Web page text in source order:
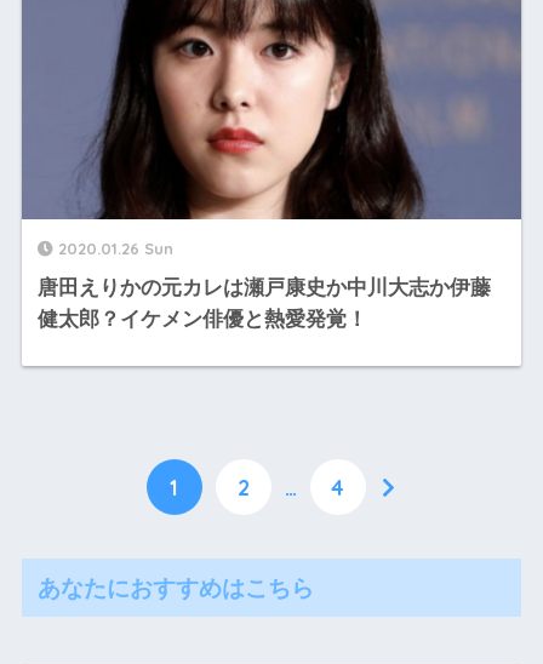
2020.01.26 Sun
唐田えりかの元カレは瀬戸康史か中川大志か伊藤
健太郎？イケメン俳優と熱愛発覚！
1 2 … 4
あなたにおすすめはこちら